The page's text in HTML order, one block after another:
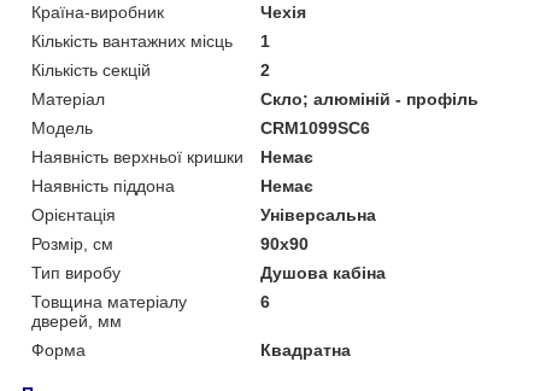
Країна-виробник
Чехія
Кількість вантажних місць
1
Кількість секцій
2
Матеріал
Скло; алюміній - профіль
Мoдель
CRM1099SC6
Наявність верхньої кришки
Немає
Наявність піддона
Немає
Орієнтація
Універсальна
Розмір, см
90x90
Тип виробу
Душова кабіна
Товщина матеріалу
дверей, мм
6
Форма Квадратна